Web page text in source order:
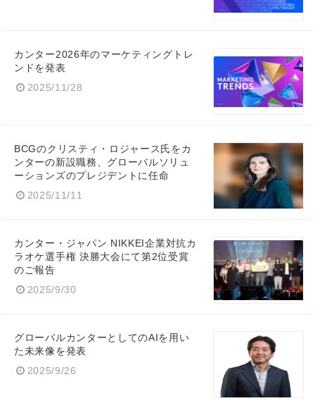
カンター2026年のマーケティングトレ
ンドを発表
2025/11/28
BCGのクリスティ・ロジャース氏をカ
ンターの新設職務、グローバルソリュ
ーションズのプレジデントに任命
2025/11/11
カンター・ジャパン NIKKEI企業対抗カ
ラオケ選手権 決勝大会にて第2位受賞
のご報告
2025/9/30
グローバルカンターとしてのAIを用い
た未来像を発表
2025/9/26